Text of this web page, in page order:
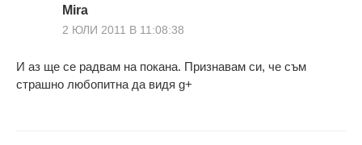
Mira
2 ЮЛИ 2011 В 11:08:38
И аз ще се радвам на покана. Признавам си, че съм
страшно любопитна да видя g+